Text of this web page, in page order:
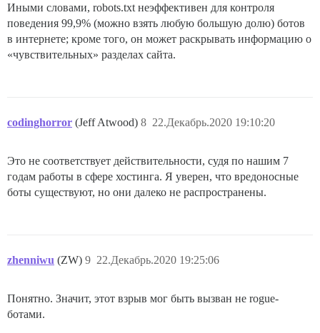
Иными словами, robots.txt неэффективен для контроля
поведения 99,9% (можно взять любую большую долю) ботов
в интернете; кроме того, он может раскрывать информацию о
«чувствительных» разделах сайта.
codinghorror (Jeff Atwood) 22.Декабрь.2020 19:10:20
8
Это не соответствует действительности, судя по нашим 7
годам работы в сфере хостинга. Я уверен, что вредоносные
боты существуют, но они далеко не распространены.
zhenniwu (ZW) 22.Декабрь.2020 19:25:06
9
Понятно. Значит, этот взрыв мог быть вызван не rogue-
ботами.